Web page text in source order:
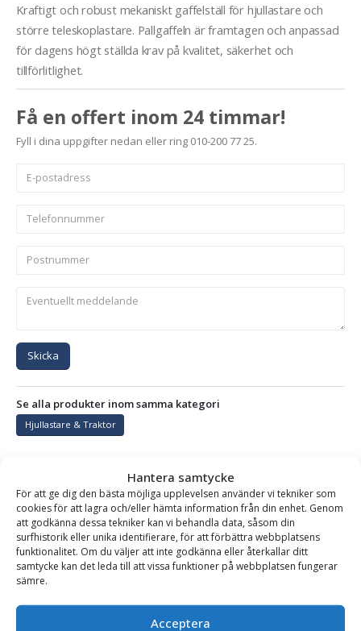
Hantera samtycke
För att ge dig den bästa möjliga upplevelsen använder vi tekniker som
cookies för att lagra och/eller hämta information från din enhet. Genom
att godkänna dessa tekniker kan vi behandla data, såsom din
surfhistorik eller unika identifierare, för att förbättra webbplatsens
funktionalitet. Om du väljer att inte godkänna eller återkallar ditt
samtycke kan det leda till att vissa funktioner på webbplatsen fungerar
sämre.
Acceptera
Kraftigt och robust mekaniskt gaffelställ för hjullastare och
större teleskoplastare. Pallgaffeln är framtagen och anpassad
för dagens högt ställda krav på kvalitet, säkerhet och
tillförlitlighet.
Få en offert inom 24 timmar!
Fyll i dina uppgifter nedan eller ring 010-200 77 25.
Skicka
Se alla produkter inom samma kategori
Hjullastare & Traktor
BESKRIVNING
Gaffelställ – mekaniskt, fäste Stora BM, kapacitet 4000
kg, rambredd 1500 mm, gaffellängd 1400 mm
större teleskoplastare. Pallgaffeln är framtagen och anpassad